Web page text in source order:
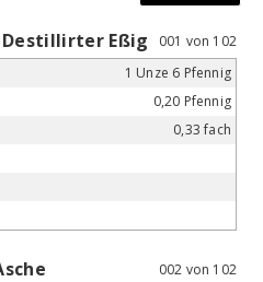
Eßig
001 von 102
1 Unze 6 Pfennig
0,20 Pfennig
0,33 fach
002 von 102